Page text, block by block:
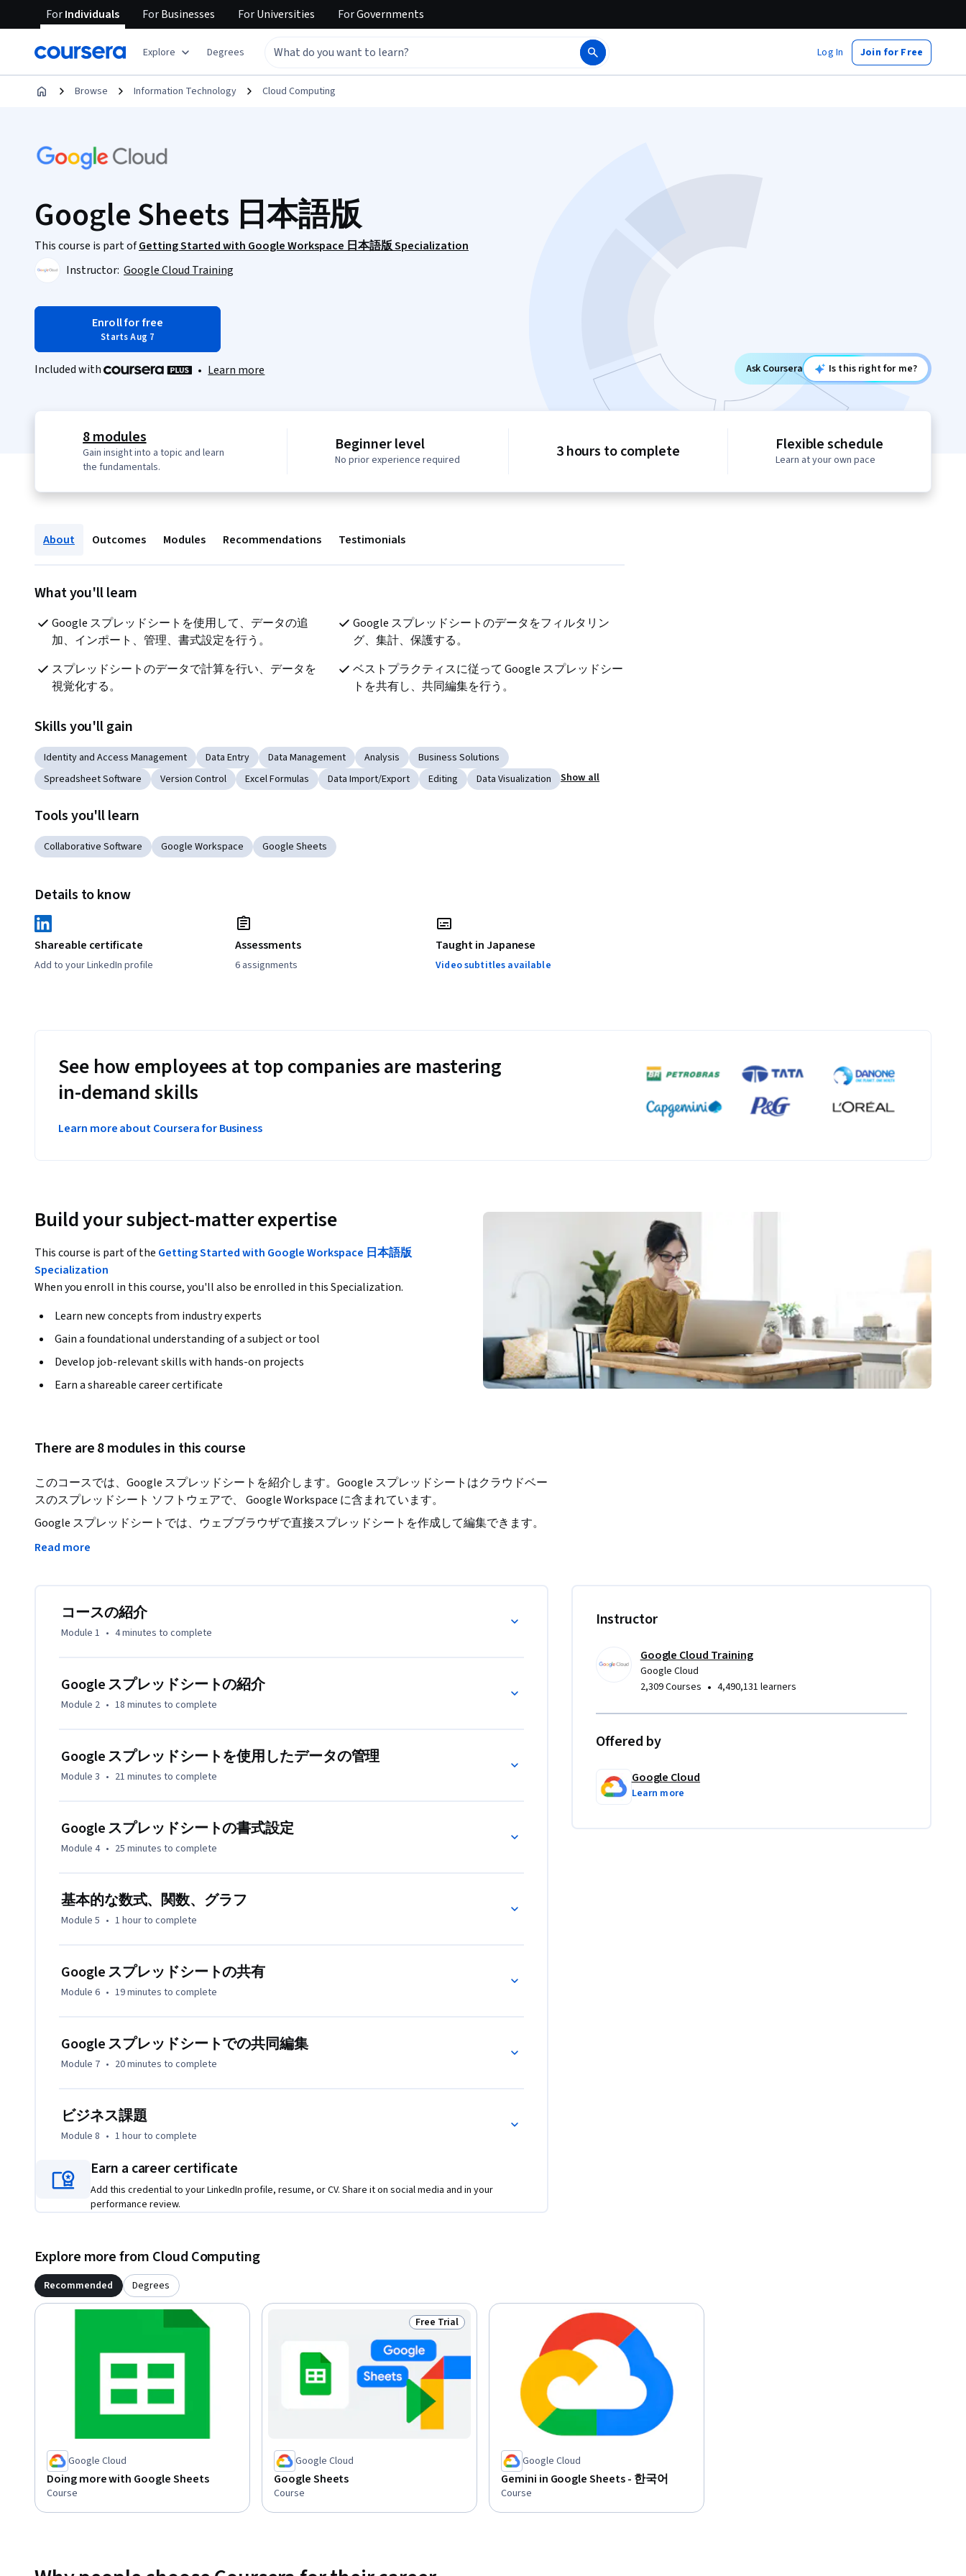
ForIndividuals ForBusinesses ForUniversities ForGovernments
Explore Degrees Log In Join for Free
Browse Information Technology Cloud Computing
Google Sheets 日本語版
This course is part ofGetting Started with Google Workspace 日本語版 Specialization
Instructor: Google Cloud Training
Enroll for free
Starts Aug 7
Included with • Learn more Ask Coursera Is this right for me?
8 modules
Gain insight into a topic and learn
the fundamentals.
Beginner level
No prior experience required 3 hours to complete Flexible schedule
Learn at your own pace
About Outcomes Modules Recommendations Testimonials
What you'll learn
Google スプレッドシートを使用して、データの追
加、インポート、管理、書式設定を行う。
Google スプレッドシートのデータをフィルタリン
グ、集計、保護する。
スプレッドシートのデータで計算を行い、データを
視覚化する。
ベストプラクティスに従って Google スプレッドシー
トを共有し、共同編集を行う。
Skills you'll gain
Identity and Access Management Data Entry Data Management Analysis
Business Solutions
Spreadsheet Software
Version Control Excel Formulas Data Import/Export Editing Data Visualization Show all
Tools you'll learn
Collaborative Software Google Workspace Google Sheets
Details to know
Shareable certificate
Add to your LinkedIn profile
Assessments
6 assignments
Taught in Japanese
Video subtitles available
See how employees at top companies are mastering
in-demand skills
Learn more about Coursera for Business
Build your subject-matter expertise
This course is part of the Getting Started with Google Workspace 日本語版
Specialization
When you enroll in this course, you'll also be enrolled in this Specialization.
Learn new concepts from industry experts
Gain a foundational understanding of a subject or tool
Develop job-relevant skills with hands-on projects
Earn a shareable career certificate
There are 8 modules in this course
このコースでは、Google スプレッドシートを紹介します。Google スプレッドシートはクラウドベー
スのスプレッドシート ソフトウェアで、 Google Workspace に含まれています。
Google スプレッドシートでは、ウェブブラウザで直接スプレッドシートを作成して編集できます。
特別なソフトウェアは必要ありません。
このコースでは、Google スプレッドシートを開いて空のスプレッドシートを作成する方法、テンプ
ファイルで作業する方法も学習します。
数式と関数を使用すると、すばやく計算を行ってデータをより有効に活用できます。このコースで
ます。スプレッドシートにグラフを追加する方法も学習します。
Google スプレッドシートは簡単に共有できます。このコースでは、他のユーザーとスプレッドシー
ージョンを管理する方法についても説明します。
Google Workspace を使用すれば、チーム、クライアント、他のユーザーがどこにいても、簡単に共
ります。
Read more
コースの紹介
Module 1 • 4 minutes to complete
Google スプレッドシートの紹介
Module 2 • 18 minutes to complete
Google スプレッドシートを使用したデータの管理
Module 3 • 21 minutes to complete
Google スプレッドシートの書式設定
Module 4 • 25 minutes to complete
基本的な数式、関数、グラフ
Module 5 • 1 hourto complete
Google スプレッドシートの共有
Module 6 • 19 minutes to complete
Google スプレッドシートでの共同編集
Module 7 • 20 minutes to complete
ビジネス課題
Module 8 • 1 hourto complete
Earn a career certificate
Add this credential to your LinkedIn profile, resume, or CV. Share it on social media and in your
performance review.
Instructor
Google Cloud Training
Google Cloud
2,309 Courses • 4,490,131 learners
Offered by
Google Cloud
Learn more
Explore more from Cloud Computing
Recommended Degrees
Google Cloud
Doing more with Google Sheets
Course
Status: Free Trial
Free Trial
Google Cloud
Google Sheets
Course
Google Cloud
Gemini in Google Sheets - 한국어
Course